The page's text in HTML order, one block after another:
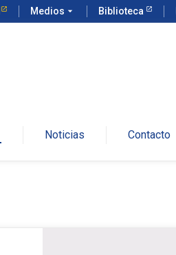
Medios arrow_drop_down Biblioteca
Noticias Contacto